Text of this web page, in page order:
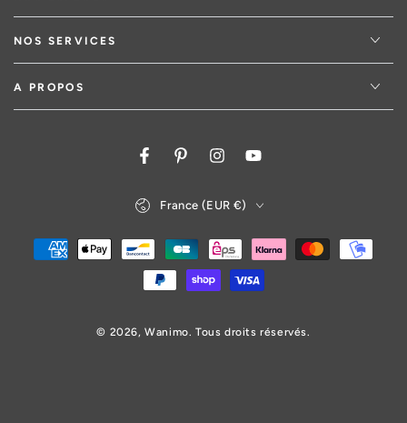
NOS SERVICES
A PROPOS
FacebookPinterestInstagramYouTube
© 2026,Wanimo. Tous droits réservés.
France (EUR €)
Modes